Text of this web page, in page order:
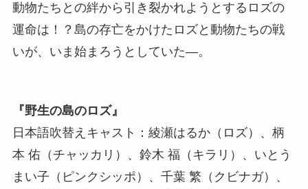
動物たちとの絆から引き裂かれようとするロズの
運命は！？島の存亡をかけたロズと動物たちの戦
いが、いま始まろうとしていた―。
『野生の島のロズ』
日本語吹替えキャスト：綾瀬はるか（ロズ）、柄
本 佑（チャッカリ）、鈴木 福（キラリ）、いとう
まい子（ピンクシッポ）、千葉 繁（クビナガ）、